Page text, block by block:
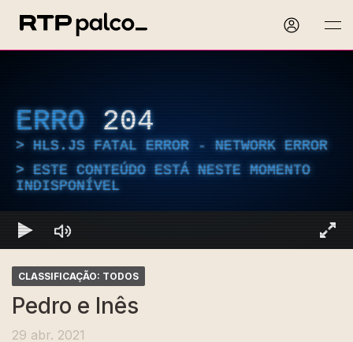
ERRO 204
HLS.JS FATAL ERROR - NETWORK ERROR
ESTE CONTEÚDO ESTÁ NESTE MOMENTO
INDISPONÍVEL
CLASSIFICAÇÃO: TODOS
Pedro e Inês
29 abr. 2021